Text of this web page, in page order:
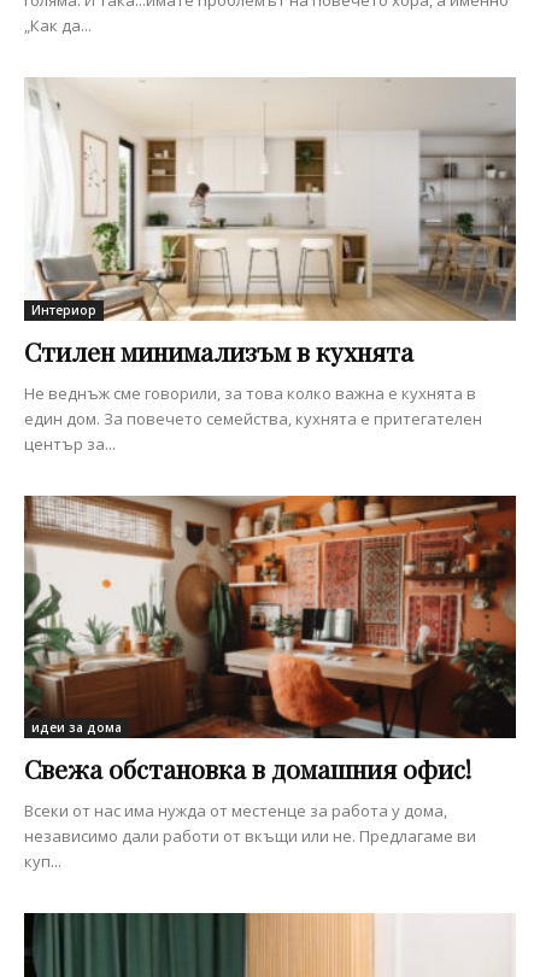
„Как да...
Интериор
Стилен минимализъм в кухнята
Не веднъж сме говорили, за това колко важна е кухнята в
един дом. За повечето семейства, кухнята е притегателен
център за...
идеи за дома
Свежа обстановка в домашния офис!
Всеки от нас има нужда от местенце за работа у дома,
независимо дали работи от вкъщи или не. Предлагаме ви
куп...